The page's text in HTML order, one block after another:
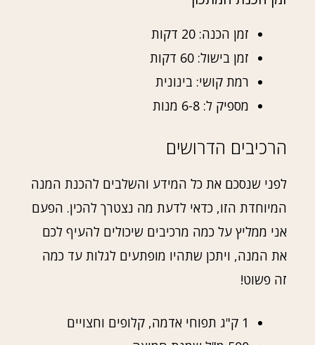
זמן הכנה: 20 דקות
זמן בישול: 60 דקות
רמת קושי: בינונית
מספיק ל: 6-8 מנות
הרכיבים הדרושים
לפני שנסכם את כל המידע והשלבים להכנת המנה
המיוחדת הזו, כדאי לדעת מה נצטרך להכין. הפעם
אני ממליץ על כמה מרכיבים שיכולים להעיף לכם
את המנה, ויתכן שתהיו מופתעים לגלות עד כמה
זה פשוט!
1 ק"ג תפוחי אדמה, קלופים וחצויים